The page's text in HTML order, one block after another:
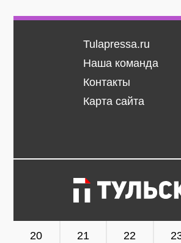
Tulapressa.ru
Наша команда
Контакты
Карта сайта
20 21 22